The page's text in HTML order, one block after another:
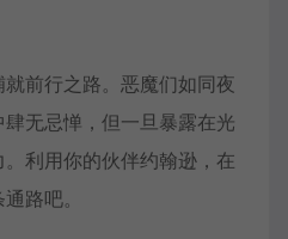
前行之路。恶魔们如同夜
无忌惮，但一旦暴露在光
利用你的伙伴约翰逊，在
路吧。